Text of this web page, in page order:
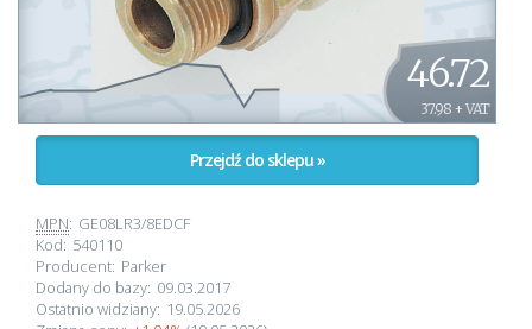
46.72
37.98 + VAT
Przejdź do sklepu »
MPN: GE08LR3/8EDCF
Kod: 540110
Producent: Parker
Dodany do bazy: 09.03.2017
Ostatnio widziany: 19.05.2026